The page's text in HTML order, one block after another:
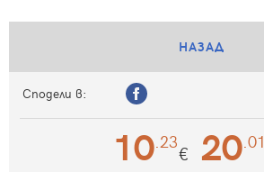
НАЗАД
Сподели в:
10 .23€ 20 .01